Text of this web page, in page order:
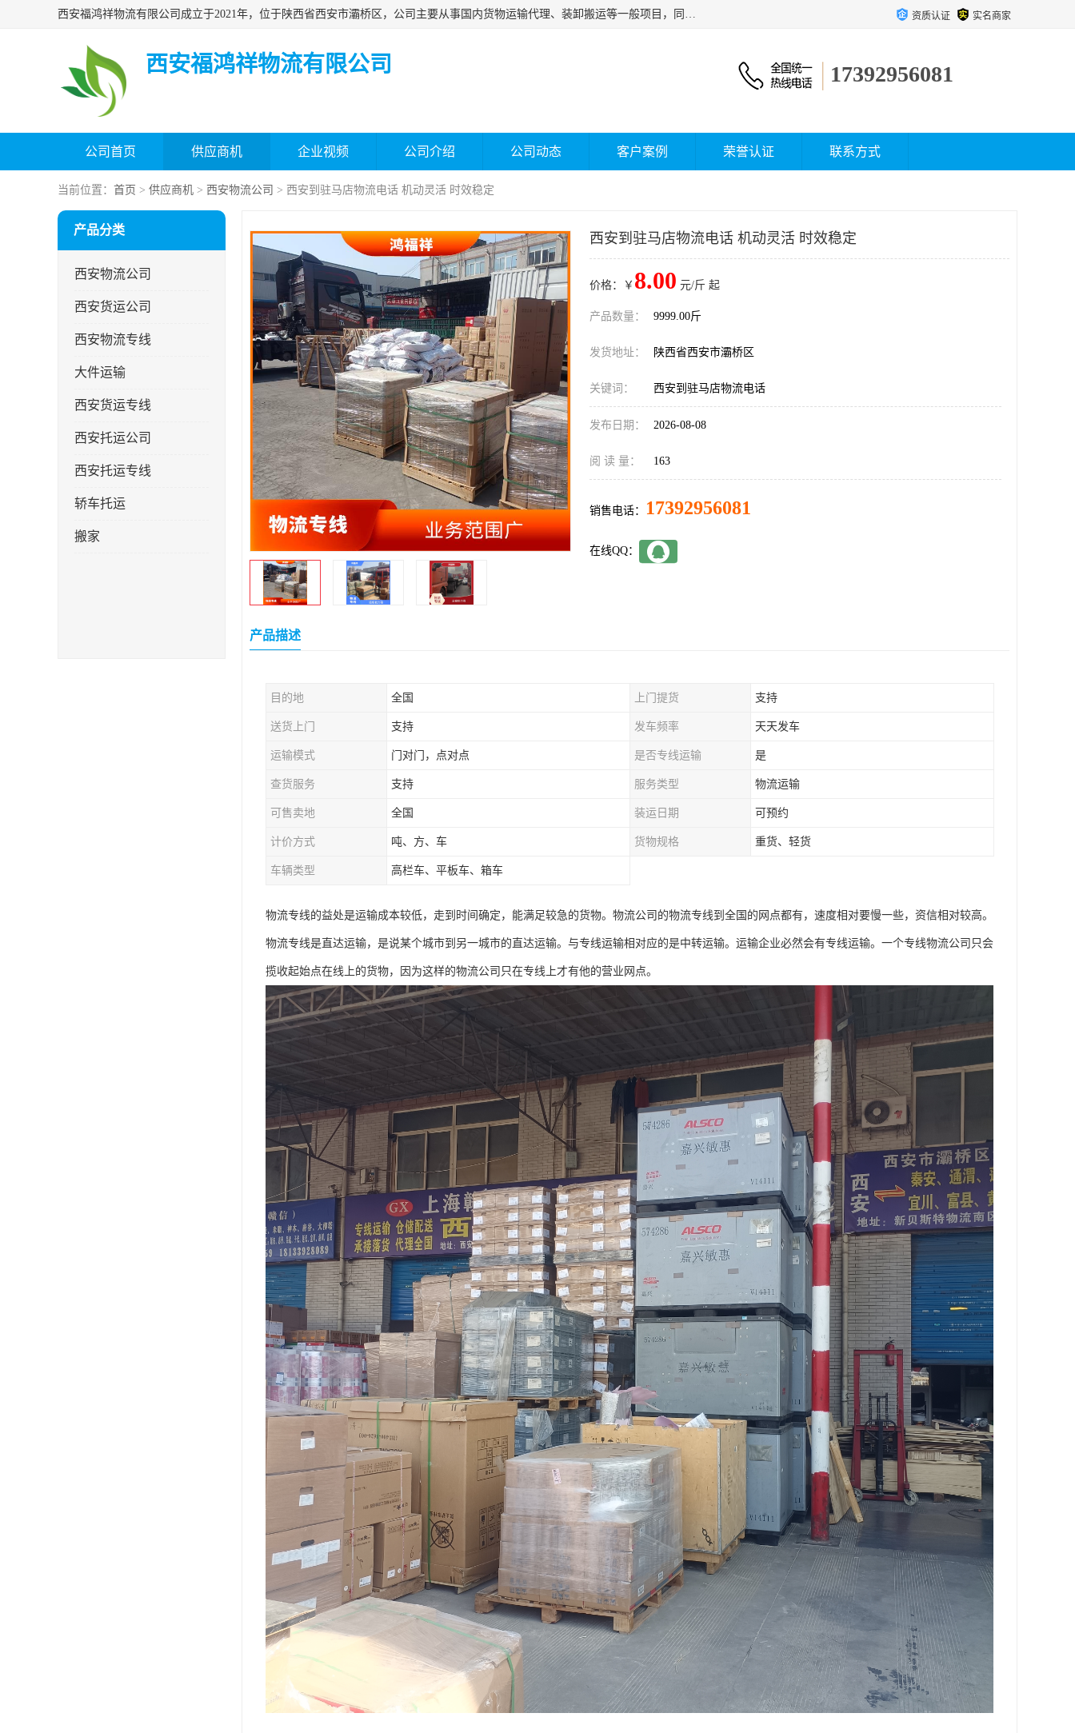
西安福鸿祥物流有限公司成立于2021年，位于陕西省西安市灞桥区，公司主要从事国内货物运输代理、装卸搬运等一般项目，同时具备道路货物运输（不含危险货物）的许可资质。凭借专业的物流服务和*的运输能力，公司致力于为客户提供安全、可靠的物流解决方案，满足多样化的运输需求，助力企业*运营。 资质认证 实名商家
西安福鸿祥物流有限公司 17392956081
公司首页 供应商机 企业视频 公司介绍 公司动态 客户案例 荣誉认证 联系方式
当前位置： 首页 > 供应商机 > 西安物流公司 > 西安到驻马店物流电话 机动灵活 时效稳定
产品分类
西安物流公司
西安货运公司
西安物流专线
大件运输
西安货运专线
西安托运公司
西安托运专线
轿车托运
搬家
西安到驻马店物流电话 机动灵活 时效稳定
价格：￥ 8.00 元/斤 起
产品数量： 9999.00斤
发货地址： 陕西省西安市灞桥区
关键词： 西安到驻马店物流电话
发布日期： 2026-08-08
阅 读 量： 163
销售电话： 17392956081
在线QQ：
产品描述
目的地 全国 上门提货 支持
送货上门 支持 发车频率 天天发车
运输模式 门对门，点对点 是否专线运输 是
查货服务 支持 服务类型 物流运输
可售卖地 全国 装运日期 可预约
计价方式 吨、方、车 货物规格 重货、轻货
车辆类型 高栏车、平板车、箱车
物流专线的益处是运输成本较低，走到时间确定，能满足较急的货物。物流公司的物流专线到全国的网点都有，速度相对要慢一些，资信相对较高。
物流专线是直达运输，是说某个城市到另一城市的直达运输。与专线运输相对应的是中转运输。运输企业必然会有专线运输。一个专线物流公司只会
揽收起始点在线上的货物，因为这样的物流公司只在专线上才有他的营业网点。